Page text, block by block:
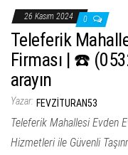
26 Kasım 2024 0
Teleferik
Firması | ☎️
arayın
Yazar: FEVZITURAN53
Teleferik Mahallesi Evden
Hizmetleri ile Güvenli